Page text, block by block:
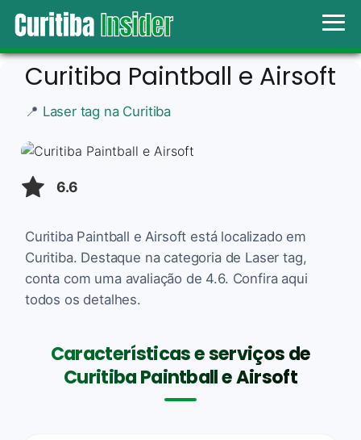
Curitiba Paintball e Airsoft
📍 Laser tag na Curitiba
6.6
Curitiba Paintball e Airsoft está localizado em
Curitiba. Destaque na categoria de Laser tag,
conta com uma avaliação de 4.6. Confira aqui
todos os detalhes.
Características e serviços de
Curitiba Paintball e Airsoft